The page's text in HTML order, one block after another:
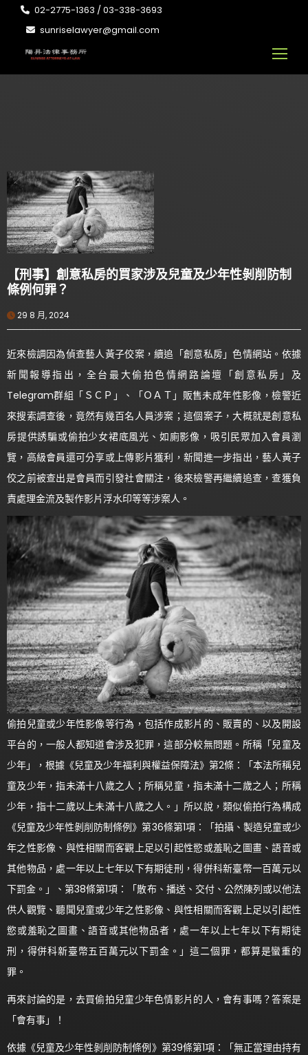
02-2775-1363 / 03-338-3693
sunriselawyer@gmail.com
【刑事】創意私房的買家涉及兒童及少年性剝削防制
條例何罪？
29 8 月, 2024
近來檢調因為偵查藝人黃子佼案，續追「創意私房」色情網站。依據
新聞報導指出，全台最大偷拍色情網路論壇「創意私房」及
Telegram群組「ＳＣＰ」、「ＯＡＴ」販售未成年性影像，檢警近
來搜索調查後，竟然有幾百名人員涉案；這個案子，大概就是創意私
房提供誘騙或偷拍少女裙底風光、如廁影像，吸引民眾加入會員瀏
覽，高級會員還可分享或上傳影片獲利，新聞進一步指出，藝人黃子
佼之前被查出是會員而引發社會關注，後來檢警再繼續追查，查獲負
責處理金流及製作影片浮水印等等涉案人。
偷拍兒童或少年性影像等行為，包括作成影片的、販賣的、以及開設
平台的，一般人都知道會涉及犯罪，這部分較無問題。所稱「兒童及
少年」，根據《兒童及少年福利與權益保障法》第2條：「本法所稱兒
童及少年，指未滿十八歲之人；所稱兒童，指未滿十二歲之人；所稱
少年，指十二歲以上未滿十八歲之人。」所以說，類似偷拍行為構成
《兒童及少年性剝削防制條例》第36條第1項：「拍攝、製造兒童或少
年之性影像、與性相關而客觀上足以引起性慾或羞恥之圖畫、語音或
其他物品，處一年以上七年以下有期徒刑，得併科新臺幣一百萬元以
下罰金。」、第38條第1項：「散布、播送、交付、公然陳列或以他法
供人觀覽、聽聞兒童或少年之性影像、與性相關而客觀上足以引起性
慾或羞恥之圖畫、語音或其他物品者，處一年以上七年以下有期徒
刑，得併科新臺幣五百萬元以下罰金。」這二個罪，都算是蠻重的
罪。
再來討論的是，去買偷拍兒童少年色情影片的人，會有事嗎？答案是
「會有事」！
依據《兒童及少年性剝削防制條例》第39條第1項：「無正當理由持有